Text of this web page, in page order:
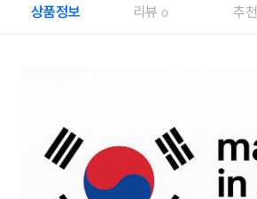
상품정보 리뷰 0 추천